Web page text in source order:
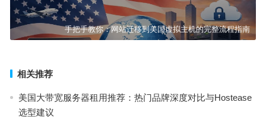
手把手教你：网站迁移到美国虚拟主机的完整流程指南
相关推荐
美国大带宽服务器租用推荐：热门品牌深度对比与Hostease
选型建议